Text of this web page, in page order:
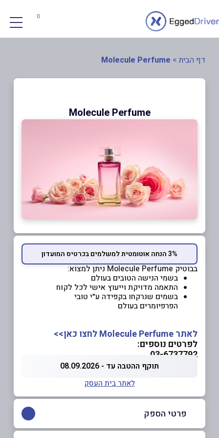
0
דף הבית >
Molecule Perfume
Molecule Perfume
3% הנחה אוטומטית למשלמים בכרטיס המועדון
בבוטיק Molecule Perfume ניתן למצוא:
בשמי הנישה הטובים בעולם
התאמה מדויקת וייעוץ אישי לכל לקוח
בשמים שנרקחו בקפידה ע״י טובי
הפרפיומרים בעולם
לאתר Molecule Perfume לחצו כאן>>
לפרטים נוספים:
03-6737792
תוקף ההטבה עד - 08.09.2026
לאתר בית העסק
פרטי הספק